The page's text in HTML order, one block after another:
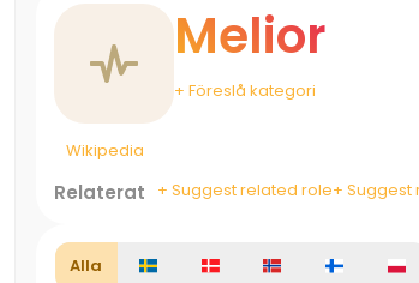
Melior
+ Föreslå kategori
Wikipedia
Relaterat + Suggest related role+ Suggest
Alla